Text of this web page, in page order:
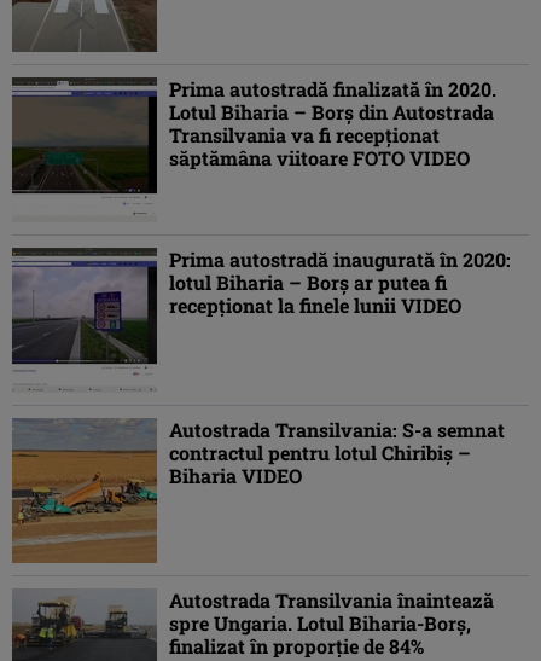
Prima autostradă finalizată în 2020.
Lotul Biharia – Borș din Autostrada
Transilvania va fi recepționat
săptămâna viitoare FOTO VIDEO
Prima autostradă inaugurată în 2020:
lotul Biharia – Borș ar putea fi
recepționat la finele lunii VIDEO
Autostrada Transilvania: S-a semnat
contractul pentru lotul Chiribiș –
Biharia VIDEO
Autostrada Transilvania înaintează
spre Ungaria. Lotul Biharia-Borș,
finalizat în proporție de 84%